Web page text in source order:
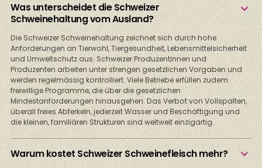
Was unterscheidet die Schweizer
Schweinehaltung vom Ausland?
Die Schweizer Schweinehaltung zeichnet sich durch hohe
Anforderungen an Tierwohl, Tiergesundheit, Lebensmittelsicherheit
und Umweltschutz aus. Schweizer Produzentinnen und
Produzenten arbeiten unter strengen gesetzlichen Vorgaben und
werden regelmässig kontrolliert. Viele Betriebe erfüllen zudem
freiwillige Programme, die über die gesetzlichen
Mindestanforderungen hinausgehen. Das Verbot von Vollspalten,
überall freies Abferkeln, jederzeit Wasser und Beschäftigung und
die kleinen, familiären Strukturen sind weltweit einzigartig.
Warum kostet Schweizer Schweinefleisch mehr?